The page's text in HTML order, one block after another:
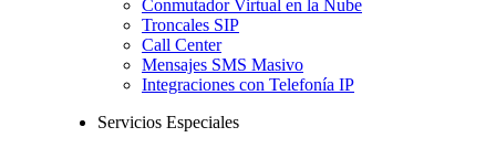
Conmutador Virtual en la Nube
Troncales SIP
Call Center
Mensajes SMS Masivo
Integraciones con Telefonía IP
Servicios Especiales